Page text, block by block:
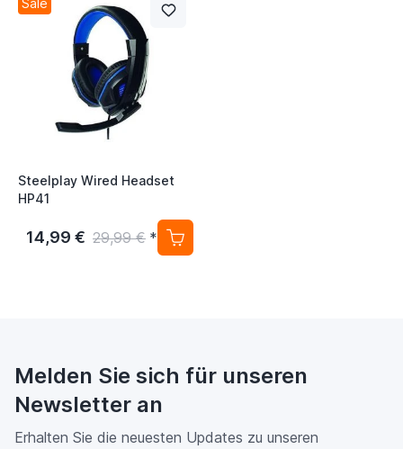
Sale
Steelplay Wired Headset
HP41
14,99 € 29,99 € *
Melden Sie sich für unseren
Newsletter an
Erhalten Sie die neuesten Updates zu unseren